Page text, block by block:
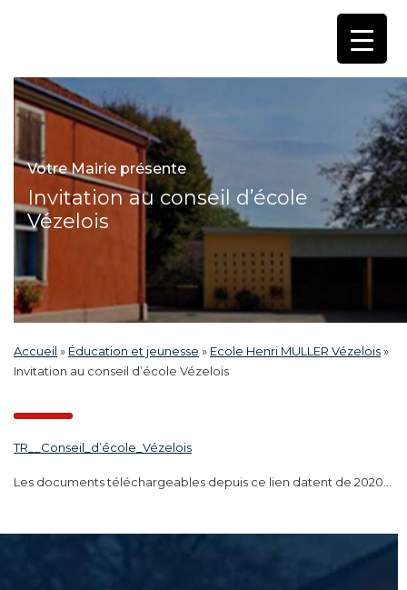
Votre Mairie présente
Invitation au conseil d’école
Vézelois
Accueil » Éducation et jeunesse » Ecole Henri MULLER Vézelois»
Invitation au conseil d’école Vézelois
TR__Conseil_d’école_Vézelois
Les documents téléchargeables depuis ce lien datent de 2020…